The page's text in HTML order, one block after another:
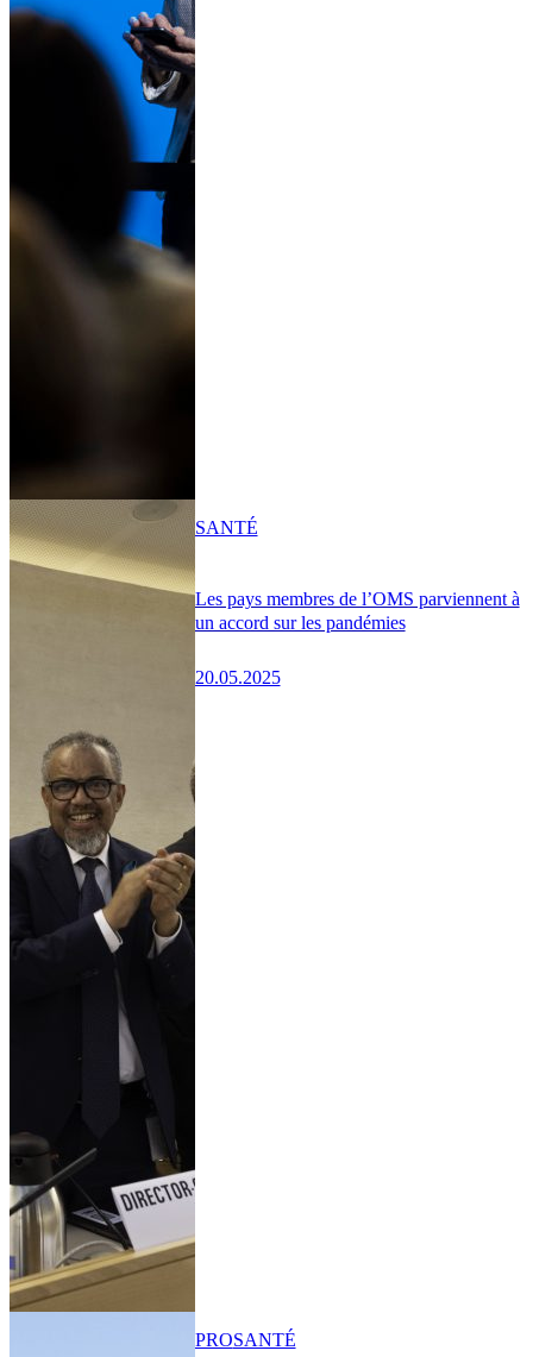
Les pays membres de l’OMS parviennent à
un accord sur les pandémies
20.05.2025
SANTÉ
PROSANTÉ